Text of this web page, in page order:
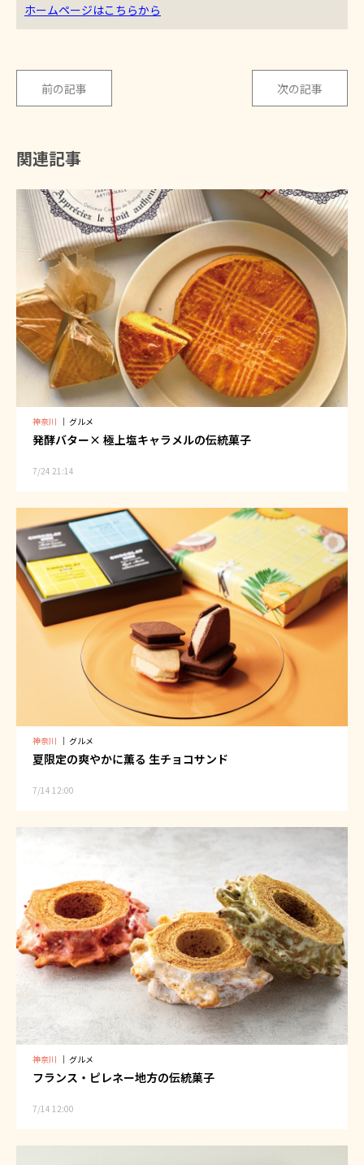
ホームページはこちらから
前の記事 次の記事
関連記事
神奈川 ｜ グルメ
発酵バター× 極上塩キャラメルの伝統菓子
7/24 21:14
神奈川 ｜ グルメ
夏限定の爽やかに薫る 生チョコサンド
7/14 12:00
神奈川 ｜ グルメ
フランス・ピレネー地方の伝統菓子
7/14 12:00